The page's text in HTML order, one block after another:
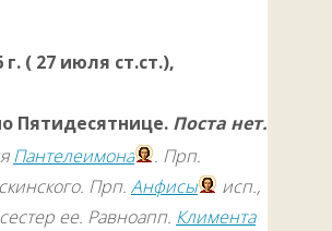
г. ( 27 июля ст.ст.),
Пятидесятнице. Поста нет.
Пантелеимона
. Прп.
Прп. Анфисы
исп.,
ее. Равноапп. Климента